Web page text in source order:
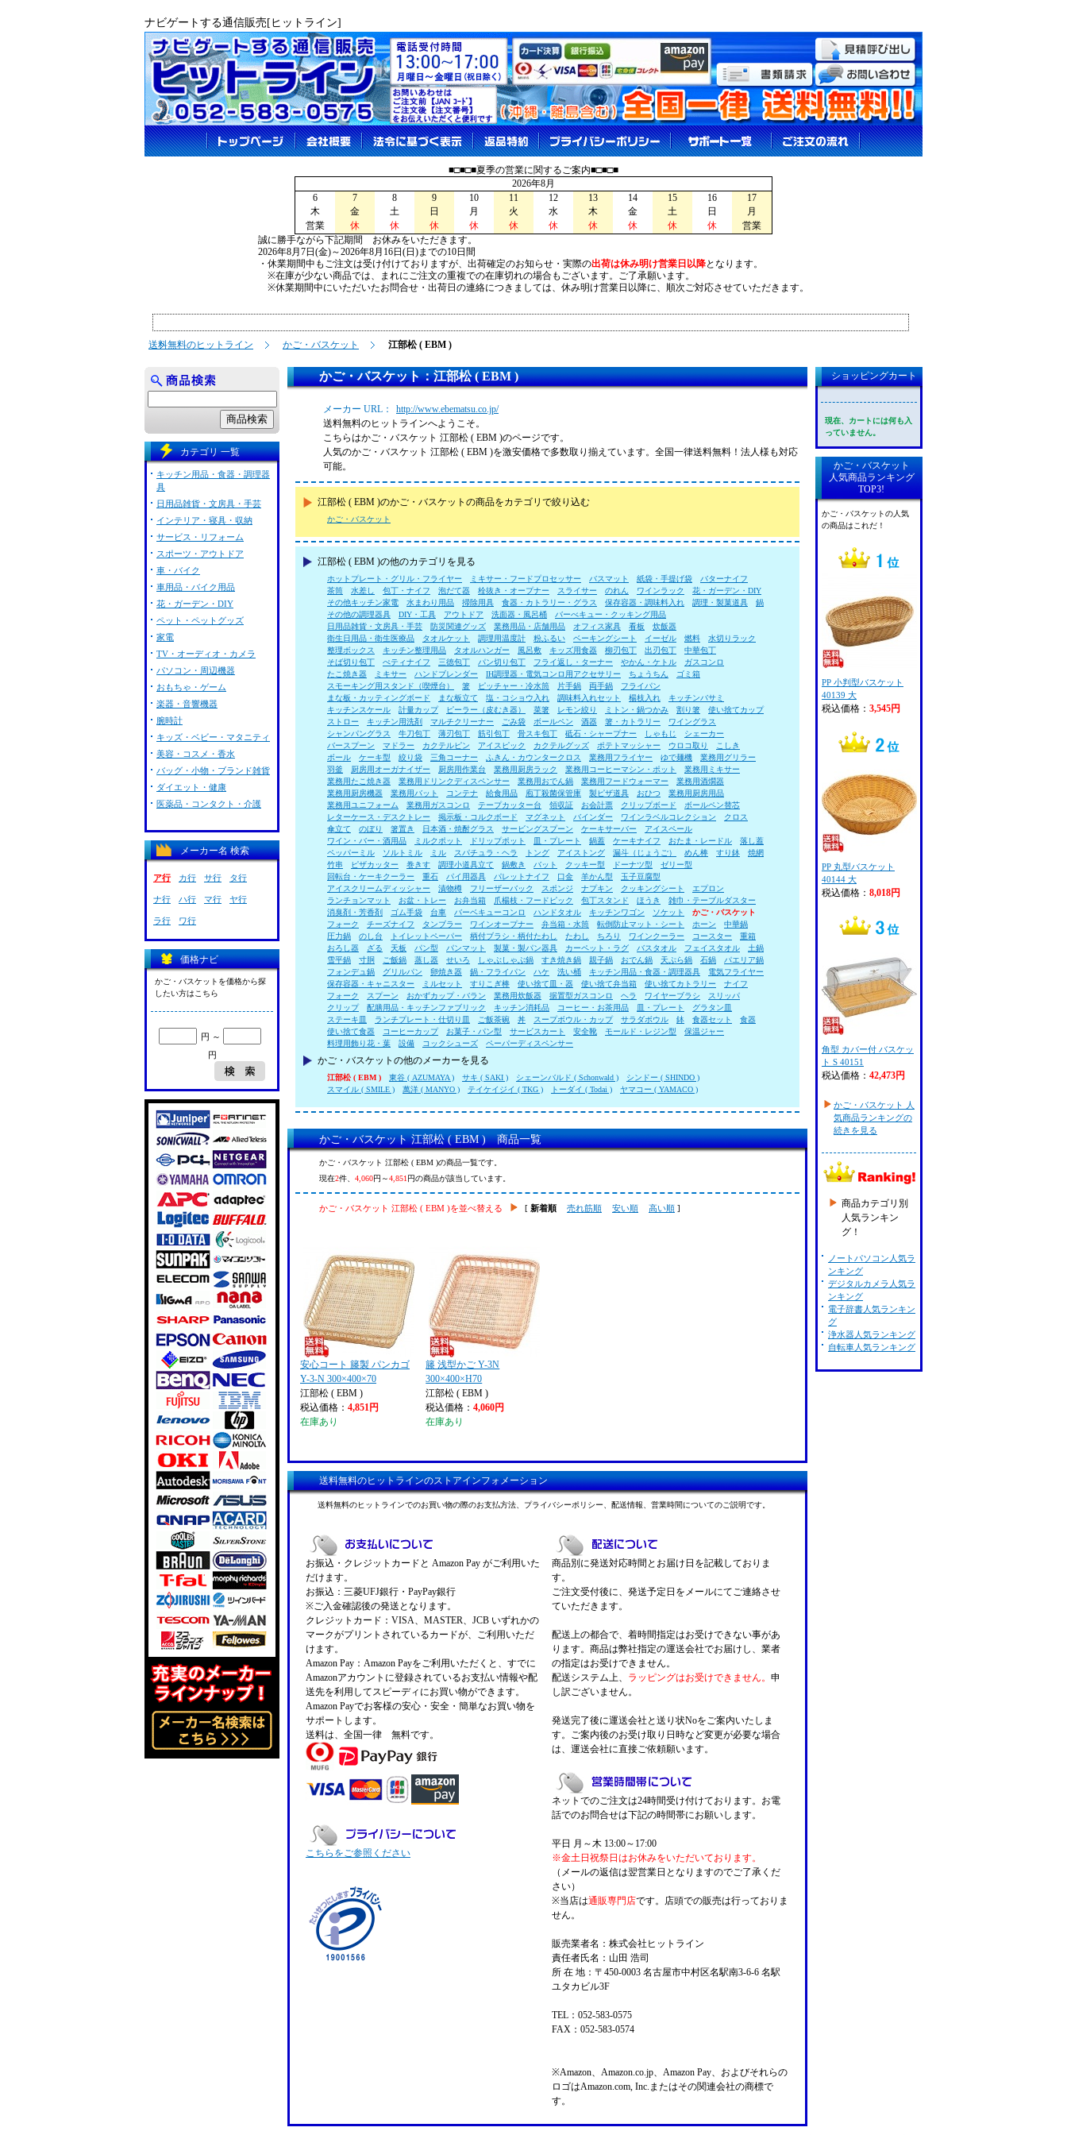
ナビゲートする通信販売[ヒットライン]
■□■□■夏季の営業に関するご案内■□■□■
2026年8月
6
7 8 9 10 11 12 13 14 15 16
17
木
金 土 日 月 火 水 木 金 土 日
月
営業
休 休 休 休 休 休 休 休 休 休
営業
誠に勝手ながら下記期間 お休みをいただきます。
2026年8月7日(金)～2026年8月16日(日)までの10日間
・休業期間中もご注文は受け付けておりますが、出荷確定のお知らせ・実際の出荷は休み明け営業日以降となります。
※在庫が少ない商品では、まれにご注文の重複での在庫切れの場合もございます。ご了承願います。
※休業期間中にいただいたお問合せ・出荷日の連絡につきましては、休み明け営業日以降に、順次ご対応させていただきます。
送料無料のヒットライン かご・バスケット 江部松 ( EBM )
かご・バスケット：江部松 ( EBM )
メーカー URL：
http://www.ebematsu.co.jp/
送料無料のヒットラインへようこそ。
こちらはかご・バスケット 江部松 ( EBM )のページです。
人気のかご・バスケット 江部松 ( EBM )を激安価格で多数取り揃えています。全国一律送料無料！法人様も対応
可能。
江部松 ( EBM )のかご・バスケットの商品をカテゴリで絞り込む
かご・バスケット
江部松 ( EBM )の他のカテゴリを見る
ホットプレート・グリル・フライヤー ミキサー・フードプロセッサー バスマット 紙袋・手提げ袋
バターナイフ
茶筒
水差し 包丁・ナイフ 泡だて器 栓抜き・オープナー スライサー のれん ワインラック
花・ガーデン・DIY
その他キッチン家電
水まわり用品 掃除用具 食器・カトラリー・グラス 保存容器・調味料入れ 調理・製菓道具
鍋
その他の調理器具
DIY・工具 アウトドア 洗面器・風呂桶
バーべキュー・クッキング用品
日用品雑貨・文房具・手芸
防災関連グッズ 業務用品・店舗用品 オフィス家具 看板
炊飯器
衛生日用品・衛生医療品
タオルケット 調理用温度計 粉ふるい ベーキングシート イーゼル 燃料
水切りラック
整理ボックス
キッチン整理用品 タオルハンガー 風呂敷 キッズ用食器 柳刃包丁 出刃包丁
中華包丁
そば切り包丁
ぺティナイフ 三徳包丁 パン切り包丁 フライ返し・ターナー やかん・ケトル
ガスコンロ
たこ焼き器
ミキサー ハンドブレンダー IH調理器・電気コンロ用アクセサリー ちょうちん
ゴミ箱
スモーキング用スタンド（喫煙台）
箸 ピッチャー・冷水筒 片手鍋 両手鍋
フライパン
まな板・カッティングボード
まな板立て 塩・コショウ入れ 調味料入れセット 楊枝入れ
キッチンバサミ
キッチンスケール
計量カップ ピーラー（皮むき器） 菜箸 レモン絞り ミトン・鍋つかみ 割り箸
使い捨てカップ
ストロー
キッチン用洗剤 マルチクリーナー ごみ袋 ボールペン 酒器 箸・カトラリー
ワイングラス
シャンパングラス
牛刀包丁 薄刃包丁 筋引包丁 骨スキ包丁 砥石・シャープナー しゃもじ
シェーカー
バースプーン
マドラー カクテルピン アイスピック カクテルグッズ ポテトマッシャー ウロコ取り
こしき
ボール
ケーキ型 絞り袋 三角コーナー ふきん・カウンタークロス 業務用フライヤー ゆで麺機
業務用グリラー
羽釜
厨房用オーガナイザー 厨房用作業台 業務用厨房ラック 業務用コーヒーマシン・ポット
業務用ミキサー
業務用たこ焼き器
業務用ドリンクディスペンサー 業務用おでん鍋 業務用フードウォーマー
業務用酒燗器
業務用厨房機器
業務用バット コンテナ 給食用品 庖丁殺菌保管庫 製ピザ道具 おひつ
業務用厨房用品
業務用ユニフォーム
業務用ガスコンロ テープカッター台 領収証 お会計票 クリップボード
ボールペン替芯
レターケース・デスクトレー
掲示板・コルクボード マグネット バインダー ワインラベルコレクション
クロス
傘立て
のぼり 箸置き 日本酒・焼酎グラス サービングスプーン ケーキサーバー
アイスペール
ワイン・バー・酒用品
ミルクポット ドリップポット 皿・プレート 鍋蓋 ケーキナイフ おたま・レードル
落し蓋
ペッパーミル
ソルトミル ミル スパチュラ・ヘラ トング アイストング 漏斗（じょうご） めん棒 すり鉢
焼網
竹串
ピザカッター 巻きす 調理小道具立て 鍋敷き バット クッキー型 ドーナツ型
ゼリー型
回転台・ケーキクーラー
重石 パイ用器具 パレットナイフ 口金 羊かん型
玉子豆腐型
アイスクリームディッシャー
漬物樽 フリーザーバック スポンジ ナプキン クッキングシート
エプロン
ランチョンマット
お盆・トレー お弁当箱 爪楊枝・フードピック 包丁スタンド ほうき
雑巾・テーブルダスター
消臭剤・芳香剤
ゴム手袋 台車 バーベキューコンロ ハンドタオル キッチンワゴン ソケット
かご・バスケット
フォーク
チーズナイフ タンブラー ワインオープナー 弁当箱・水筒 転倒防止マット・シート ホーン
中華鍋
圧力鍋
のし台 トイレットペーパー 柄付ブラシ・柄付たわし たわし ちろり ワインクーラー コースター
重箱
おろし器
ざる 天板 パン型 パンマット 製菓・製パン器具 カーペット・ラグ バスタオル フェイスタオル
土鍋
雪平鍋
寸胴 ご飯鍋 蒸し器 せいろ しゃぶしゃぶ鍋 すき焼き鍋 親子鍋 おでん鍋 天ぷら鍋 石鍋
パエリア鍋
フォンデュ鍋
グリルパン 卵焼き器 鍋・フライパン ハケ 洗い桶 キッチン用品・食器・調理器具
電気フライヤー
保存容器・キャニスター
ミルセット すりこぎ棒 使い捨て皿・器 使い捨て弁当箱 使い捨てカトラリー
ナイフ
フォーク
スプーン おかずカップ・バラン 業務用炊飯器 据置型ガスコンロ ヘラ ワイヤーブラシ
スリッパ
クリップ
配膳用品・キッチンファブリック キッチン消耗品 コーヒー・お茶用品 皿・プレート
グラタン皿
ステーキ皿
ランチプレート・仕切り皿 ご飯茶碗 丼 スープボウル・カップ サラダボウル 鉢 食器セット
食器
使い捨て食器
コーヒーカップ お菓子・パン型 サービスカート 安全靴 モールド・レジン型
保温ジャー
料理用飾り花・葉
設備 コックシューズ ペーパーディスペンサー
かご・バスケットの他のメーカーを見る
江部松 ( EBM ) 東谷 ( AZUMAYA ) サキ ( SAKI ) シェーンバルド ( Schonwald )
シンドー ( SHINDO )
スマイル ( SMILE )
萬洋 ( MANYO ) テイケイジイ ( TKG ) トーダイ ( Todai ) ヤマコー ( YAMACO )
かご・バスケット 江部松 ( EBM ) 商品一覧
かご・バスケット 江部松 ( EBM )の商品一覧です。
現在2件、 4,060円～4,851 円の商品が該当しています。
かご・バスケット 江部松 ( EBM )を並べ替える [ 新着順 売れ筋順 安い順 高い順 ]
安心コート 籐製 パンカゴ
Y-3-N 300×400×70
江部松 ( EBM )
税込価格： 4,851円
在庫あり
籐 浅型かご Y-3N
300×400×H70
江部松 ( EBM )
税込価格：4,060円
在庫あり
送料無料のヒットラインのストアインフォメーション
送料無料のヒットラインでのお買い物の際のお支払方法、プライバシーポリシー、配送情報、営業時間についてのご説明です。
お振込・クレジットカードと Amazon Pay がご利用いた
だけます。
お振込：三菱UFJ銀行・PayPay銀行
※ご入金確認後の発送となります。
クレジットカード：VISA、MASTER、JCB いずれかの
マークがプリントされているカードが、ご利用いただ
けます。
Amazon Pay：Amazon Payをご利用いただくと、すでに
Amazonアカウントに登録されているお支払い情報や配
送先を利用してスピーディにお買い物ができます。
Amazon Payでお客様の安心・安全・簡単なお買い物を
サポートします。
送料は、全国一律 無料です。
こちらをご参照ください
商品別に発送対応時間とお届け日を記載しておりま
す。
ご注文受付後に、発送予定日をメールにてご連絡させ
ていただきます。
配送上の都合で、着時間指定はお受けできない事があ
ります。商品は弊社指定の運送会社でお届けし、業者
の指定はお受けできません。
配送システム上、
ラッピングはお受けできません。 申
し訳ございません。
発送完了後に運送会社と送り状Noをご案内いたしま
す。ご案内後のお受け取り日時など変更が必要な場合
は、運送会社に直接ご依頼願います。
ネットでのご注文は24時間受け付けております。お電
話でのお問合せは下記の時間帯にお願いします。
平日 月～木 13:00～17:00
※金土日祝祭日はお休みをいただいております。
（メールの返信は翌営業日となりますのでご了承くだ
さい）
※当店は通販専門店です。店頭での販売は行っておりま
せん。
販売業者名：株式会社ヒットライン
責任者氏名：山田 浩司
所 在 地：〒450-0003 名古屋市中村区名駅南3-6-6 名駅
ユタカビル3F
TEL：052-583-0575
FAX：052-583-0574
※Amazon、Amazon.co.jp、Amazon Pay、およびそれらの
ロゴはAmazon.com, Inc.またはその関連会社の商標で
す。
カテゴリ 一覧
キッチン用品・食器・調理器
具
日用品雑貨・文房具・手芸
インテリア・寝具・収納
サービス・リフォーム
スポーツ・アウトドア
車・バイク
車用品・バイク用品
花・ガーデン・DIY
ペット・ペットグッズ
家電
TV・オーディオ・カメラ
パソコン・周辺機器
おもちゃ・ゲーム
楽器・音響機器
腕時計
キッズ・ベビー・マタニティ
美容・コスメ・香水
バッグ・小物・ブランド雑貨
ダイエット・健康
医薬品・コンタクト・介護
メーカー名 検索
ア行 カ行 サ行 タ行
ナ行 ハ行 マ行 ヤ行
ラ行 ワ行
価格ナビ
かご・バスケットを価格から探
したい方はこちら
円 ～
円
ショッピングカート
現在、カートには何も入
っていません。
かご・バスケット
人気商品ランキング
TOP3!
かご・バスケットの人気
の商品はこれだ！
PP 小判型バスケット
40139 大
税込価格： 3,545円
PP 丸型バスケット
40144 大
税込価格： 8,018円
角型 カバー付 バスケッ
ト S 40151
税込価格： 42,473円
かご・バスケット 人
気商品ランキングの
続きを見る
商品カテゴリ別
人気ランキン
グ！
ノートパソコン人気ラ
ンキング
デジタルカメラ人気ラ
ンキング
電子辞書人気ランキン
グ
浄水器人気ランキング
自転車人気ランキング